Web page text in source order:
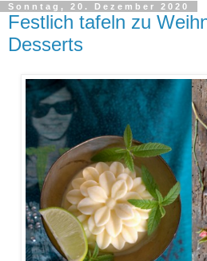
Sonntag, 20. Dezember 2020
Festlich tafeln zu
Desserts